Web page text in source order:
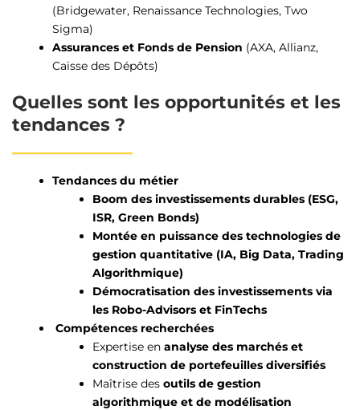
(Bridgewater, Renaissance Technologies, Two
Sigma)
Assurances et Fonds de Pension (AXA, Allianz,
Caisse des Dépôts)
Quelles sont les opportunités et les
tendances ?
Tendances du métier
Boom des investissements durables (ESG,
ISR, Green Bonds)
Montée en puissance des technologies de
gestion quantitative (IA, Big Data, Trading
Algorithmique)
Démocratisation des investissements via
les Robo-Advisors et FinTechs
Compétences recherchées
Expertise en analyse des marchés et
construction de portefeuilles diversifiés
Maîtrise des outils de gestion
algorithmique et de modélisation